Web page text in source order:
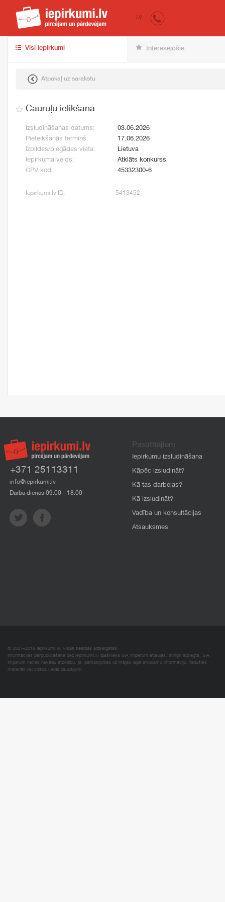
iepirkumi.lv
LV
Visi iepirkumi Interesējošie
Atpakaļ uz sarakstu
Cauruļu ielikšana
Izsludināšanas datums:
03.06.2026
Pieteikšanās termiņš:
17.06.2026
Izpildes/piegādes vieta:
Lietuva
Iepirkuma veids:
Atklāts konkurss
CPV kodi:
45332300-6
Iepirkumi.lv ID: 5413452
+371 25113311
info@iepirkumi.lv
Darba dienās 09:00 - 18:00
Pasūtītājiem
Iepirkumu izsludināšana
Kāpēc izsludināt?
Kā tas darbojas?
Kā izsludināt?
Vadība un konsultācijas
Atsauksmes
© 2007–2018 Iepirkumi.lv. Visas tiesības aizsargātas.
Informācijas pārpublicēšana bez iepirkumi.lv īpašnieka SIA Imperum atļaujas, stingri aizliegta. SIA
Imperum nenes nekādu atbildību, ja, pamatojoties uz mājas lapā atrodamo informāciju, radušies
materiāli vai citāda veida zaudējumi.